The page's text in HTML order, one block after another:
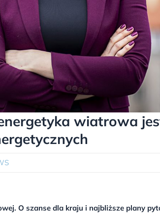
wiatrowa
O szanse dla kraju i najbliższe plany